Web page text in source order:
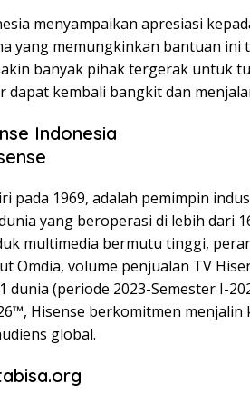
menyampaikan apresiasi
yang memungkinkan bantuan ini
banyak pihak tergerak untuk
dapat kembali bangkit dan
Indonesia
pada 1969, adalah pemimpin
yang beroperasi di lebih dari
multimedia bermutu tinggi,
Omdia, volume penjualan TV
dunia (periode 2023-Semester I-
Hisense berkomitmen
global.